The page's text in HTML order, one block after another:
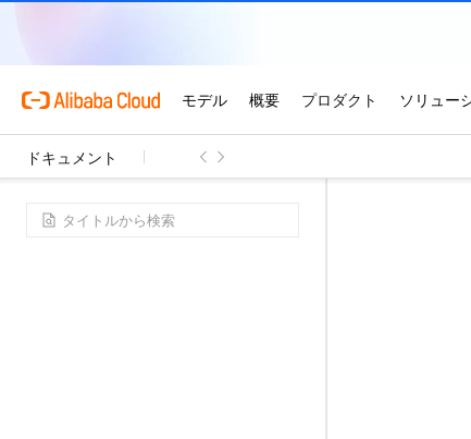
ドキュメント